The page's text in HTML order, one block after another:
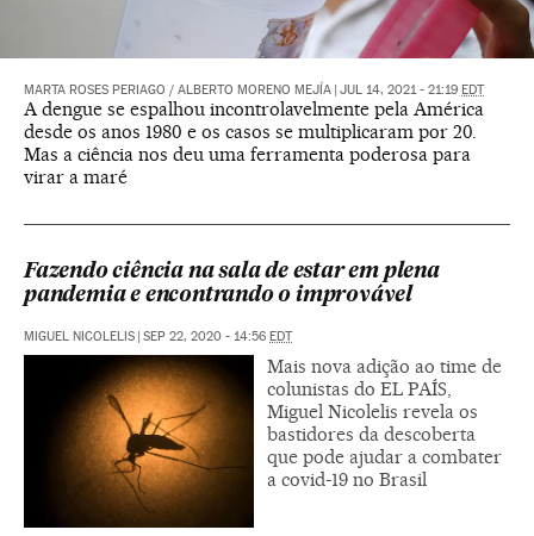
MARTA ROSES PERIAGO / ALBERTO MORENO MEJÍA JUL 14, 2021 - 21:19 EDT
A dengue se espalhou incontrolavelmente pela América
desde os anos 1980 e os casos se multiplicaram por 20.
Mas a ciência nos deu uma ferramenta poderosa para
virar a maré
Fazendo ciência na sala de estar em plena
pandemia e encontrando o improvável
MIGUEL NICOLELIS SEP 22, 2020 - 14:56 EDT
Mais nova adição ao time de
colunistas do EL PAÍS,
Miguel Nicolelis revela os
bastidores da descoberta
que pode ajudar a combater
a covid-19 no Brasil